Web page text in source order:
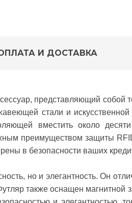
И ДОСТАВКА
представляющий собой
стали и
вместить около
преимуществом защиты
в безопасности ваших
но и элегантность. Он
также оснащен